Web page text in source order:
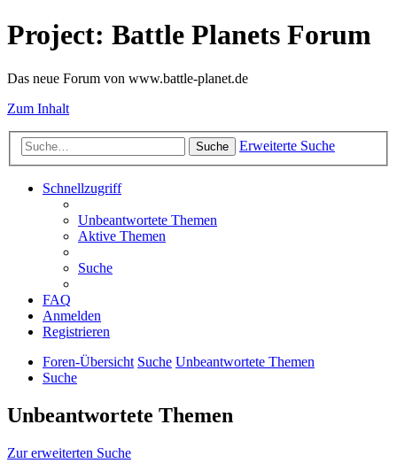
Project: Battle Planets Forum
Das neue Forum von www.battle-planet.de
Zum Inhalt
Suche Erweiterte Suche
Schnellzugriff
Unbeantwortete Themen
Aktive Themen
Suche
FAQ
Anmelden
Registrieren
Foren-Übersicht Suche Unbeantwortete Themen
Suche
Unbeantwortete Themen
Zur erweiterten Suche